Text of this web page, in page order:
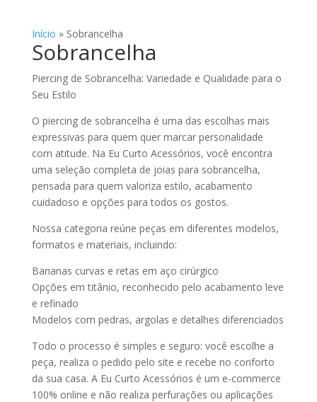
Início » Sobrancelha
Sobrancelha
Piercing de Sobrancelha: Variedade e Qualidade para o
Seu Estilo
O piercing de sobrancelha é uma das escolhas mais
expressivas para quem quer marcar personalidade
com atitude. Na Eu Curto Acessórios, você encontra
uma seleção completa de joias para sobrancelha,
pensada para quem valoriza estilo, acabamento
cuidadoso e opções para todos os gostos.
Nossa categoria reúne peças em diferentes modelos,
formatos e materiais, incluindo:
Bananas curvas e retas em aço cirúrgico
Opções em titânio, reconhecido pelo acabamento leve
e refinado
Modelos com pedras, argolas e detalhes diferenciados
Todo o processo é simples e seguro: você escolhe a
peça, realiza o pedido pelo site e recebe no conforto
da sua casa. A Eu Curto Acessórios é um e-commerce
100% online e não realiza perfurações ou aplicações